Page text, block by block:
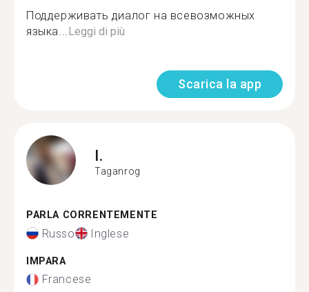
Поддерживать диалог на всевозможных
языка...Leggi di più
Scarica la app
I.
Taganrog
PARLA CORRENTEMENTE
Russo Inglese
IMPARA
Francese